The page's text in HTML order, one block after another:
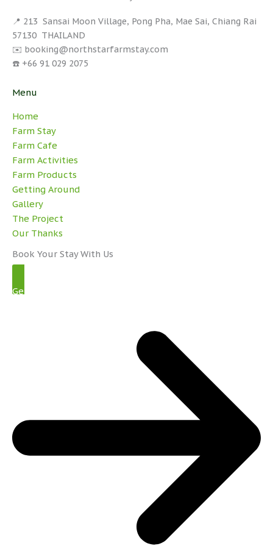
📍 213 Sansai Moon Village, Pong Pha, Mae Sai, Chiang Rai
57130 THAILAND
✉️ booking@northstarfarmstay.com
☎️ +66 91 029 2075
Menu
Home
Farm Stay
Farm Cafe
Farm Activities
Farm Products
Getting Around
Gallery
The Project
Our Thanks
Book Your Stay With Us
Get Started